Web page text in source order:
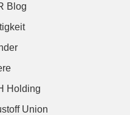
Blog
Holding
Union